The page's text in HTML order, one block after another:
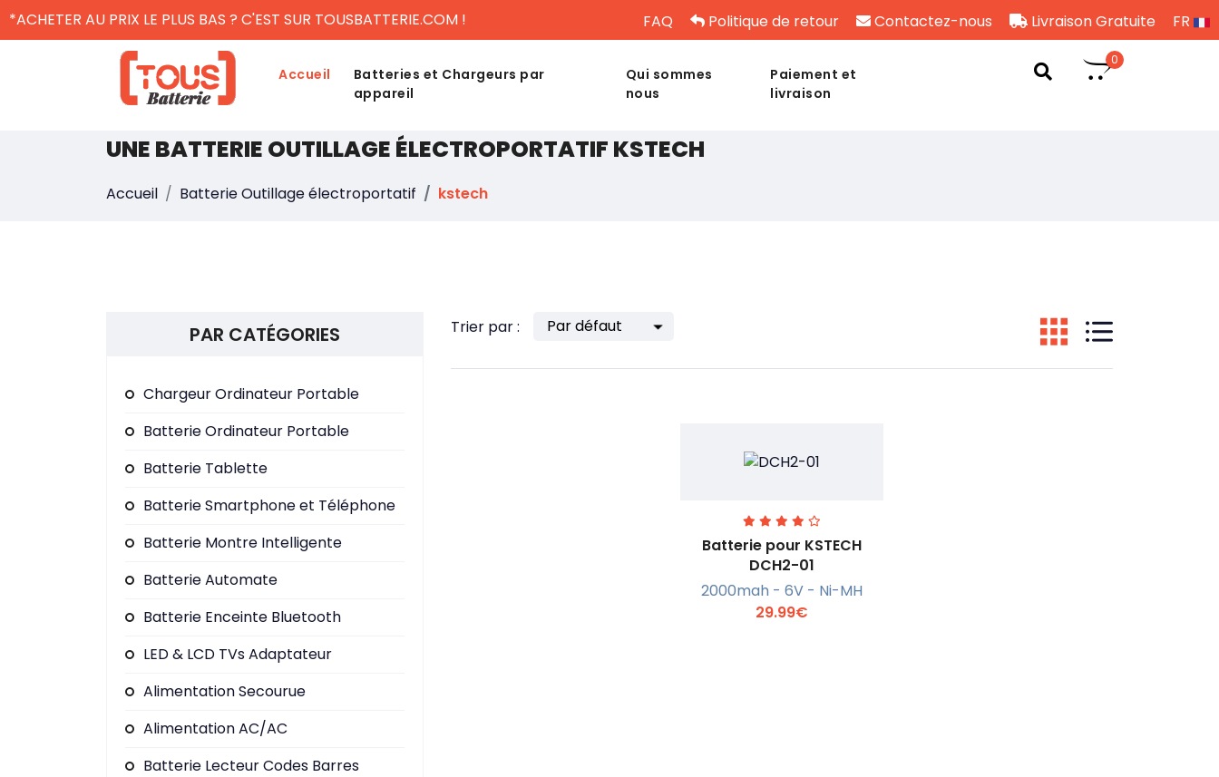
*ACHETER AU PRIX LE PLUS BAS ? C'EST SUR TOUSBATTERIE.COM ! FAQ Politique de retour Contactez-nous Livraison Gratuite FR
Accueil
Batteries et Chargeurs par
appareil
Qui sommes
nous
Paiement et
livraison
0
UNE BATTERIE OUTILLAGE ÉLECTROPORTATIF KSTECH
Accueil Batterie Outillage électroportatif kstech
Trier par :
En savoir +
Batterie pour KSTECH
DCH2-01
2000mah - 6V - Ni-MH
29.99€
PAR CATÉGORIES
Chargeur Ordinateur Portable
Batterie Ordinateur Portable
Batterie Tablette
Batterie Smartphone et Téléphone
Batterie Montre Intelligente
Batterie Automate
Batterie Enceinte Bluetooth
LED & LCD TVs Adaptateur
Alimentation Secourue
Alimentation AC/AC
Batterie Lecteur Codes Barres